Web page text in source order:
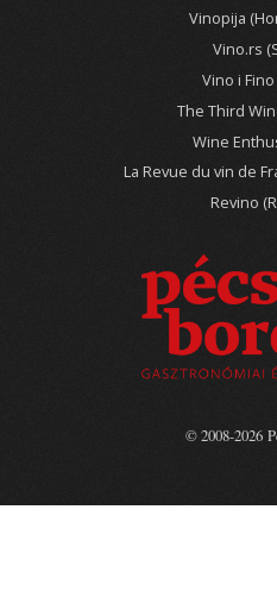
Vinopija
Vino.rs
Vino i
The Third
Wine
La Revue du vin de
Revino
© 2008-2026